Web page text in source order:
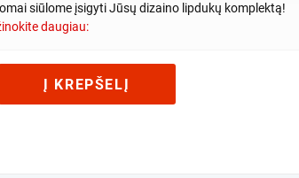
siūlome įsigyti Jūsų dizaino lipdukų komplektą!
daugiau:
Į KREPŠELĮ